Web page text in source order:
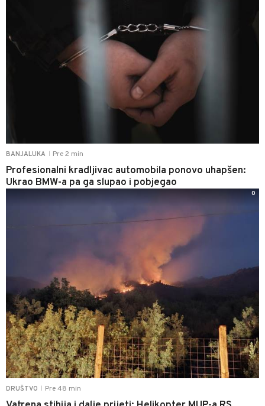
BANJALUKA Pre 2 min
Profesionalni kradljivac automobila ponovo uhapšen:
Ukrao BMW-a pa ga slupao i pobjegao
DRUŠTVO Pre 48 min
0